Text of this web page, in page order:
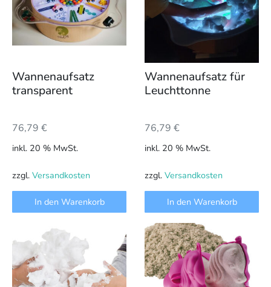
Wannenaufsatz
transparent
76,79 €
inkl. 20 % MwSt.
zzgl. Versandkosten
In den Warenkorb
Wannenaufsatz für
Leuchttonne
76,79 €
inkl. 20 % MwSt.
zzgl. Versandkosten
In den Warenkorb